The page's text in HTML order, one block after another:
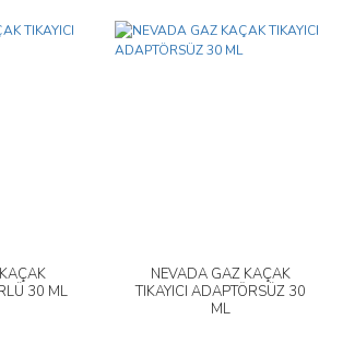
30 ML
NEVADA GAZ KAÇAK
TIKAYICI ADAPTÖRSÜZ 30
ML